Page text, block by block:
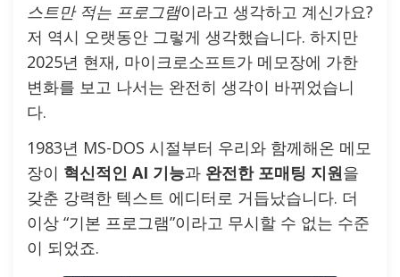
스트만 적는 프로그램이라고 생각하고 계신가요?
저 역시 오랫동안 그렇게 생각했습니다. 하지만
2025년 현재, 마이크로소프트가 메모장에 가한
변화를 보고 나서는 완전히 생각이 바뀌었습니
다.
1983년 MS-DOS 시절부터 우리와 함께해온 메모
장이 혁신적인 AI 기능과 완전한 포매팅 지원을
갖춘 강력한 텍스트 에디터로 거듭났습니다. 더
이상 “기본 프로그램”이라고 무시할 수 없는 수준
이 되었죠.